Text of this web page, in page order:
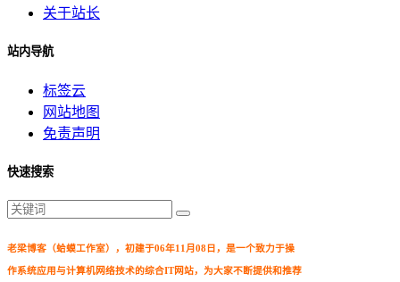
关于站长
站内导航
标签云
网站地图
免责声明
快速搜索
老梁博客（蛤蟆工作室），初建于06年11月08日，是一个致力于操
作系统应用与计算机网络技术的综合IT网站，为大家不断提供和推荐